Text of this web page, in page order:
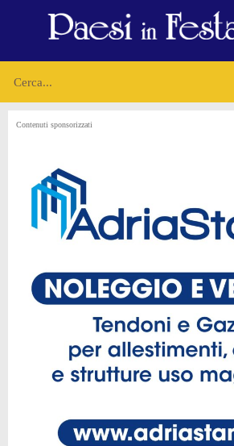
Contenuti sponsorizzati